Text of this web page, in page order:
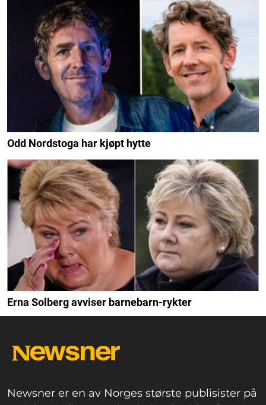
Odd Nordstoga har kjøpt hytte
Erna Solberg avviser barnebarn-rykter
Newsner er en av Norges største publisister på